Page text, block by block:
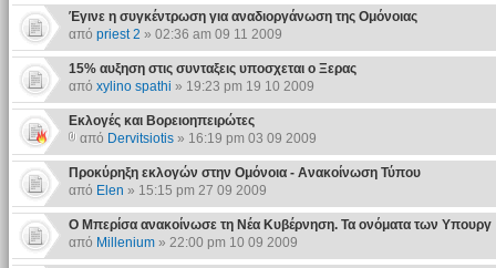
Έγινε η συγκέντρωση για αναδιοργάνωση της Ομόνοιας
από priest 2 » 02:36 am 09 11 2009
15% αυξηση στις συνταξεις υποσχεται ο Ξερας
από xylino spathi » 19:23 pm 19 10 2009
Εκλογές και Βορειοηπειρώτες
από Dervitsiotis» 16:19 pm 03 09 2009
Προκύρηξη εκλογών στην Ομόνοια - Ανακοίνωση Τύπου
από Elen » 15:15 pm 27 09 2009
Ο Μπερίσα ανακοίνωσε τη Νέα Κυβέρνηση. Τα ονόματα των Υπουργ
από Millenium» 22:00 pm 10 09 2009